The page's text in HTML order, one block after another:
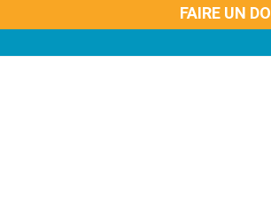
FAIRE UN